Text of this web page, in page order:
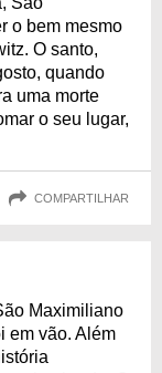
o bem mesmo
O santo,
quando
uma morte
o seu lugar,
COMPARTILHAR
Maximiliano
em vão. Além